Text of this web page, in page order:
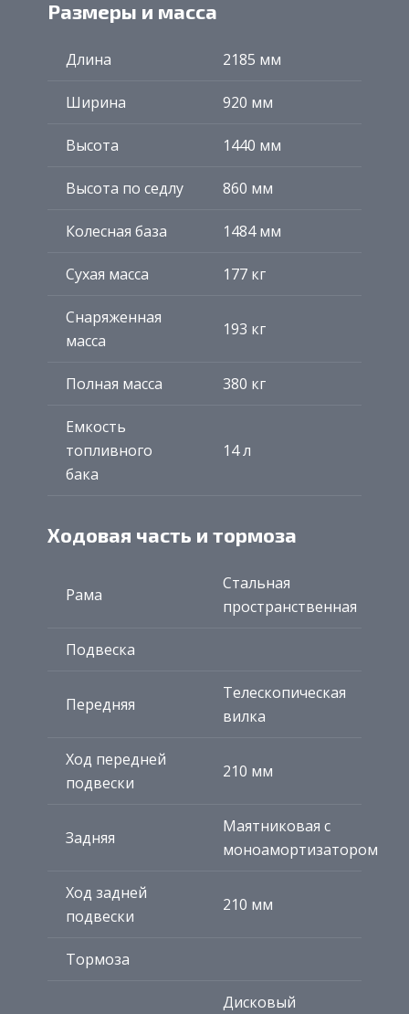
Размеры и масса
Длина 2185 мм
Ширина 920 мм
Высота 1440 мм
Высота по седлу 860 мм
Колесная база 1484 мм
Сухая масса 177 кг
Снаряженная
масса
193 кг
Полная масса 380 кг
Емкость
топливного
бака
14 л
Ходовая часть и тормоза
Рама
Стальная
пространственная
Подвеска
Передняя
Телескопическая
вилка
Ход передней
подвески
210 мм
Задняя
Маятниковая с
моноамортизатором
Ход задней
подвески
210 мм
Тормоза
Дисковый